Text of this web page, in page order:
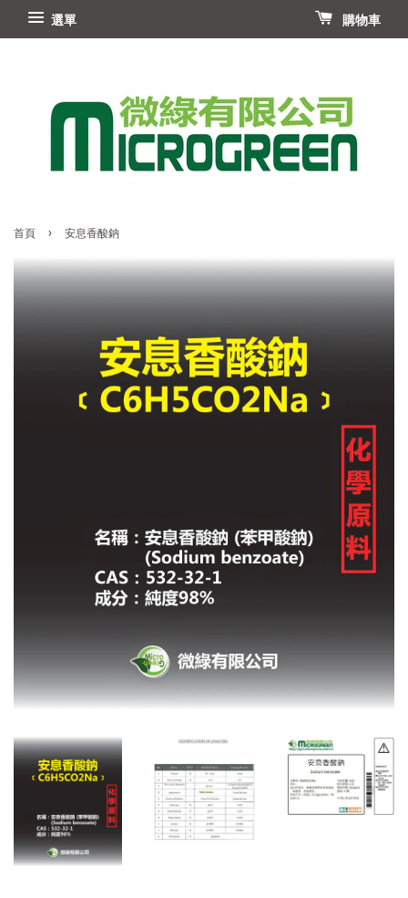
選單 購物車
首頁 › 安息香酸鈉